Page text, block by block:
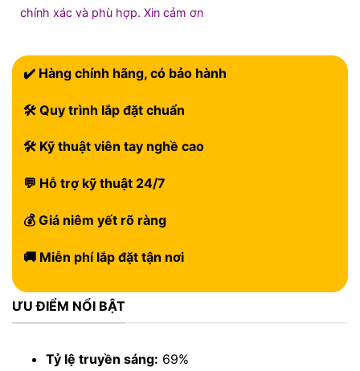
chính xác và phù hợp. Xin cảm ơn
✔️ Hàng chính hãng, có bảo hành
🛠 Quy trình lắp đặt chuẩn
🛠 Kỹ thuật viên tay nghề cao
💬 Hỗ trợ kỹ thuật 24/7
💰 Giá niêm yết rõ ràng
🚚 Miễn phí lắp đặt tận nơi
ƯU ĐIỂM NỔI BẬT
Tỷ lệ truyền sáng: 69%